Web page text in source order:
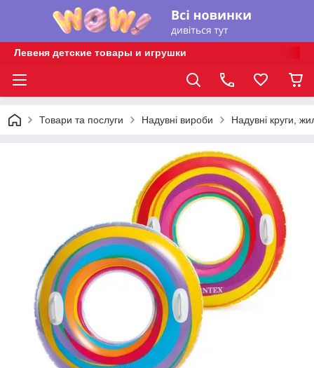
Левеня детские товары и игрушки
Товари та послуги Надувні вироби Надувні круги,